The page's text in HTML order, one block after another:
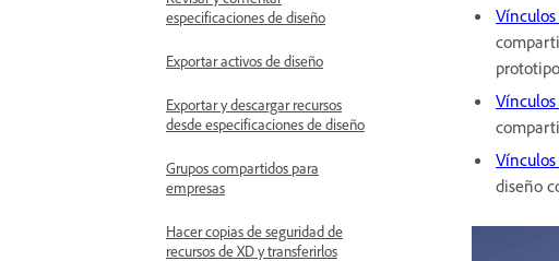
especificaciones de diseño
Exportar activos de diseño
Exportar y descargar recursos
desde especificaciones de diseño
Grupos compartidos para
empresas
Hacer copias de seguridad de
recursos de XD y transferirlos
diseño